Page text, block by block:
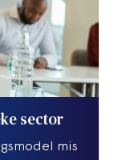
sector
mis